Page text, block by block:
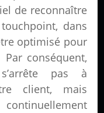
de reconnaître
dans
optimisé pour
conséquent,
pas à
client, mais